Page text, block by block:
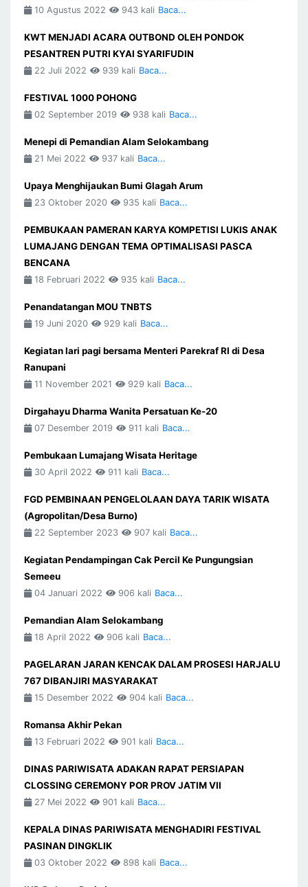
10 Agustus 2022 943 kali Baca...
KWT MENJADI ACARA OUTBOND OLEH PONDOK
PESANTREN PUTRI KYAI SYARIFUDIN
22 Juli 2022 939 kali Baca...
FESTIVAL 1000 POHONG
02 September 2019 938 kali Baca...
Menepi di Pemandian Alam Selokambang
21 Mei 2022 937 kali Baca...
Upaya Menghijaukan Bumi Glagah Arum
23 Oktober 2020 935 kali Baca...
PEMBUKAAN PAMERAN KARYA KOMPETISI LUKIS ANAK
LUMAJANG DENGAN TEMA OPTIMALISASI PASCA
BENCANA
18 Februari 2022 935 kali Baca...
Penandatangan MOU TNBTS
19 Juni 2020 929 kali Baca...
Kegiatan lari pagi bersama Menteri Parekraf RI di Desa
Ranupani
11 November 2021 929 kali Baca...
Dirgahayu Dharma Wanita Persatuan Ke-20
07 Desember 2019 911 kali Baca...
Pembukaan Lumajang Wisata Heritage
30 April 2022 911 kali Baca...
FGD PEMBINAAN PENGELOLAAN DAYA TARIK WISATA
(Agropolitan/Desa Burno)
22 September 2023 907 kali Baca...
Kegiatan Pendampingan Cak Percil Ke Pungungsian
Semeeu
04 Januari 2022 906 kali Baca...
Pemandian Alam Selokambang
18 April 2022 906 kali Baca...
PAGELARAN JARAN KENCAK DALAM PROSESI HARJALU
767 DIBANJIRI MASYARAKAT
15 Desember 2022 904 kali Baca...
Romansa Akhir Pekan
13 Februari 2022 901 kali Baca...
DINAS PARIWISATA ADAKAN RAPAT PERSIAPAN
CLOSSING CEREMONY POR PROV JATIM VII
27 Mei 2022 901 kali Baca...
KEPALA DINAS PARIWISATA MENGHADIRI FESTIVAL
PASINAN DINGKLIK
03 Oktober 2022 898 kali Baca...